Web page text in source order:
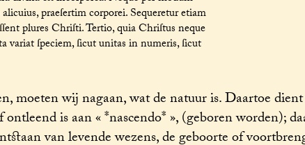
praeſertim corporei. Sequeretur etiam
plures Chriſti. Tertio, quia Chriſtus neque
variat ſpeciem, ſicut unitas in numeris, ſicut
moeten wij nagaan, wat de natuur is. Daartoe
is aan « *nascendo* », (geboren worden);
van levende wezens, de geboorte of